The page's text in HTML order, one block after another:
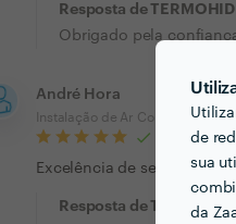
de
sua
da
Resposta de
Obrigado pela
André Hora
Instalação de Ar Condicionado/
Excelência de serviço
Resposta de